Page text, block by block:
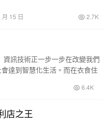
15 日 2.7K
訊技術正一步一步在改變我們
達到智慧化生活。而在衣食住
6.4K
店之王